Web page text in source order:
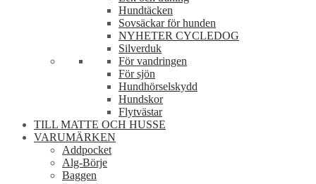
Hundtäcken
Sovsäckar för hunden
NYHETER CYCLEDOG
Silverduk
För vandringen
För sjön
Hundhörselskydd
Hundskor
Flytvästar
TILL MATTE OCH HUSSE
VARUMÄRKEN
Addpocket
Alg-Börje
Baggen